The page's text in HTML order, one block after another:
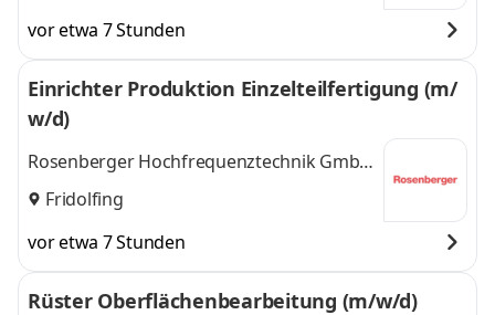
vor etwa 7 Stunden
Einrichter Produktion Einzelteilfertigung (m/
w/d)
Rosenberger Hochfrequenztechnik GmbH
& Co. KG
Fridolfing
vor etwa 7 Stunden
Rüster Oberflächenbearbeitung (m/w/d)